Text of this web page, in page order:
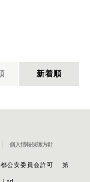
新着順
個人情報保護方針
都公安委員会許可 第